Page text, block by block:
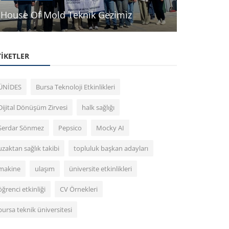
House Of Mold Teknik Gezimiz
Bursa Teknoloji Etkinlikleri
Dönüşüm Zirvesi halk sağlığı
Sönmez Pepsico Mocky AI
sağlık takibi topluluk başkan adayları
ulaşım üniversite etkinlikleri
etkinliği CV Örnekleri
teknik üniversitesi